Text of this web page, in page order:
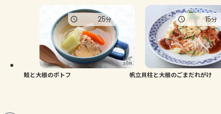
鮭と大根のポトフ
25分
帆立貝柱と大根のごまだれがけ
15分